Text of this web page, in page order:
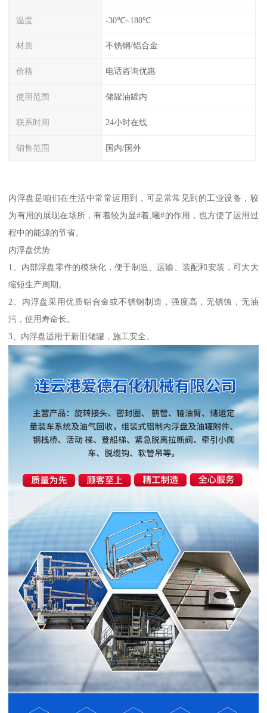
温度 -30℃~180℃
材质 不锈钢/铝合金
价格 电话咨询优惠
使用范围 储罐油罐内
联系时间 24小时在线
销售范围 国内/国外
内浮盘是咱们在生活中常常运用到，可是常常见到的工业设备，较
为有用的展现在场所，有着较为显#着,曦#的作用，也方便了运用过
程中的能源的节省。
内浮盘优势
1、内部浮盘零件的模块化，便于制造、运输、装配和安装，可大大
缩短生产周期。
2、内浮盘采用优质铝合金或不锈钢制造，强度高，无锈蚀，无油
污，使用寿命长。
3、内浮盘适用于新旧储罐，施工安全。